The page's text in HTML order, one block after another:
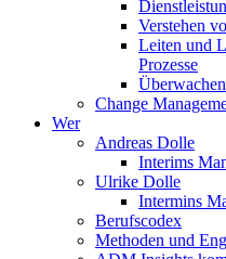
Verstehen
Leiten und
Prozesse
Change
Wer
Andreas Dolle
Interims
Ulrike Dolle
Intermins
Berufscodex
Methoden und